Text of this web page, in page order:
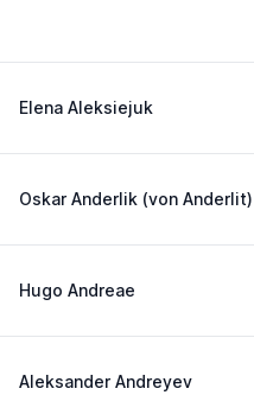
Elena Aleksiejuk
Oskar Anderlik (von Anderlit)
Hugo Andreae
Aleksander Andreyev